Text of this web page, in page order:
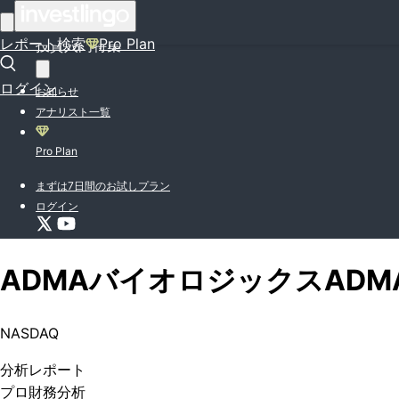
レポート検索 Pro Plan
ログイン
投資入門特集
お知らせ
アナリスト一覧
Pro Plan
まずは7日間のお試しプラン
ログイン
ADMAバイオロジックス
NASDAQ
分析レポート
プロ 財務分析